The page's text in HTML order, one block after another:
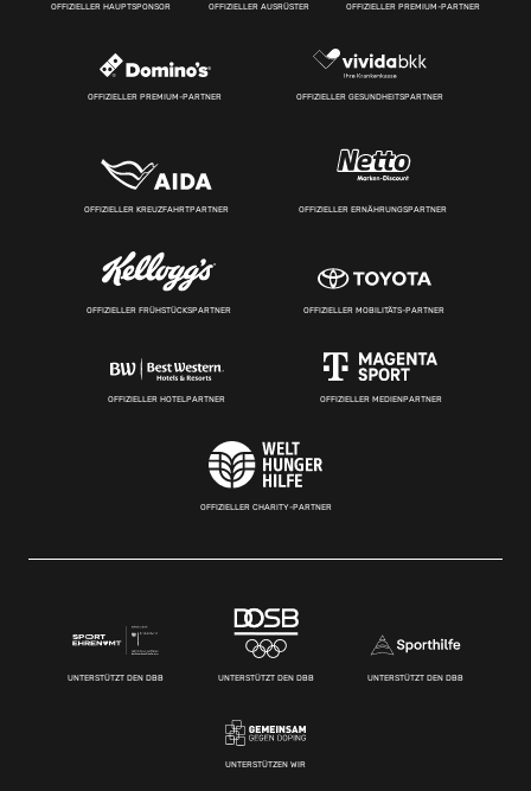
OFFIZIELLER HAUPTSPONSOR OFFIZIELLER AUSRÜSTER OFFIZIELLER PREMIUM-PARTNER
OFFIZIELLER PREMIUM-PARTNER OFFIZIELLER GESUNDHEITSPARTNER
OFFIZIELLER KREUZFAHRTPARTNER OFFIZIELLER ERNÄHRUNGSPARTNER
OFFIZIELLER FRÜHSTÜCKSPARTNER OFFIZIELLER MOBILITÄTS-PARTNER
OFFIZIELLER HOTELPARTNER OFFIZIELLER MEDIENPARTNER
OFFIZIELLER CHARITY-PARTNER
UNTERSTÜTZT DEN DBB UNTERSTÜTZT DEN DBB UNTERSTÜTZT DEN DBB
UNTERSTÜTZEN WIR